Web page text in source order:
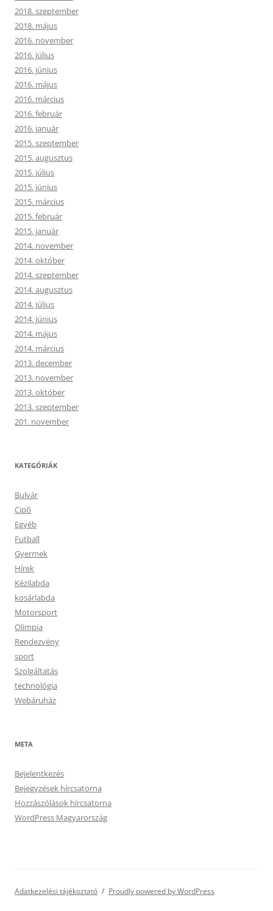
2018. szeptember
2018. május
2016. november
2016. július
2016. június
2016. május
2016. március
2016. február
2016. január
2015. szeptember
2015. augusztus
2015. július
2015. június
2015. március
2015. február
2015. január
2014. november
2014. október
2014. szeptember
2014. augusztus
2014. július
2014. június
2014. május
2014. március
2013. december
2013. november
2013. október
2013. szeptember
201. november
KATEGÓRIÁK
Bulvár
Cipő
Egyéb
Futball
Gyermek
Hírek
Kézilabda
kosárlabda
Motorsport
Olimpia
Rendezvény
sport
Szolgáltatás
technológia
Webáruház
META
Bejelentkezés
Bejegyzések hírcsatorna
Hozzászólások hírcsatorna
WordPress Magyarország
Adatkezelési tájékoztató Proudly powered by WordPress